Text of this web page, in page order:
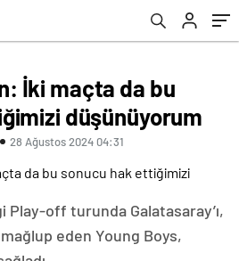
İki maçta da bu
düşünüyorum
28 Ağustos 2024 04:31
Play-off turunda Galatasaray’ı,
eden Young Boys,